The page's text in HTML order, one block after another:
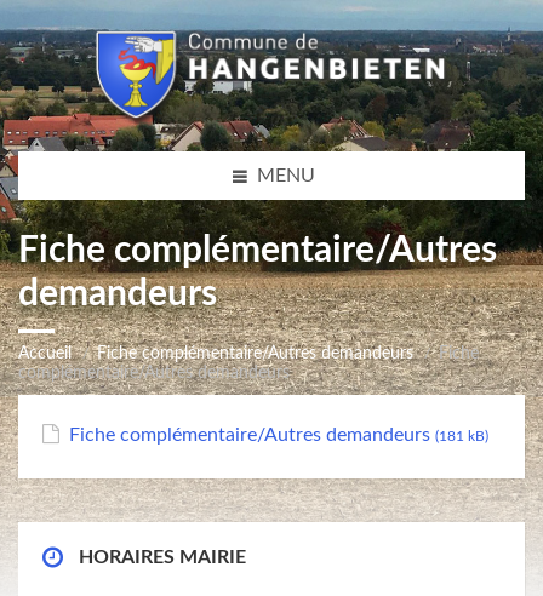
MENU
Fiche complémentaire/Autres
demandeurs
Accueil Fiche complémentaire/Autres demandeurs
Fiche
complémentaire/Autres demandeurs
Fiche complémentaire/Autres demandeurs (181 kB)
HORAIRES MAIRIE